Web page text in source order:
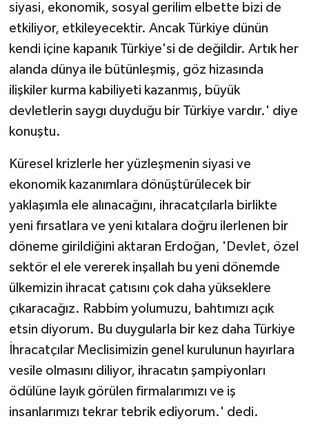
siyasi, ekonomik, sosyal gerilim elbette bizi de
etkiliyor, etkileyecektir. Ancak Türkiye dünün
kendi içine kapanık Türkiye'si de değildir. Artık her
alanda dünya ile bütünleşmiş, göz hizasında
ilişkiler kurma kabiliyeti kazanmış, büyük
devletlerin saygı duyduğu bir Türkiye vardır.' diye
konuştu.
Küresel krizlerle her yüzleşmenin siyasi ve
ekonomik kazanımlara dönüştürülecek bir
yaklaşımla ele alınacağını, ihracatçılarla birlikte
yeni fırsatlara ve yeni kıtalara doğru ilerlenen bir
döneme girildiğini aktaran Erdoğan, 'Devlet, özel
sektör el ele vererek inşallah bu yeni dönemde
ülkemizin ihracat çatısını çok daha yükseklere
çıkaracağız. Rabbim yolumuzu, bahtımızı açık
etsin diyorum. Bu duygularla bir kez daha Türkiye
İhracatçılar Meclisimizin genel kurulunun hayırlara
vesile olmasını diliyor, ihracatın şampiyonları
ödülüne layık görülen firmalarımızı ve iş
insanlarımızı tekrar tebrik ediyorum.' dedi.